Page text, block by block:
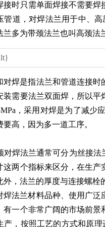
接时只需单面焊接不需要
管道，对焊法兰用于中、
兰多为带颈法兰也叫高颈法
对焊是指法兰和管道连接
装需要法兰双面焊，所以
，采用对焊是为了减少
要高，因为多一道工序。
焊法兰通常可分为丝接法
这两个指标来区分，在生
外，法兰的厚度与连接螺栓
焊法兰材料品种、使用广泛
有一个非常广阔的市场前
产，按照工艺的方式和原